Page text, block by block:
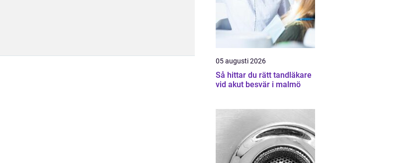
05 augusti 2026
Så hittar du rätt tandläkare
vid akut besvär i malmö